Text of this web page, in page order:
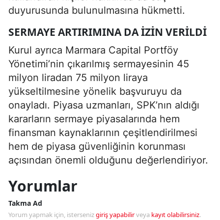
duyurusunda bulunulmasına hükmetti.
SERMAYE ARTIRIMINA DA IZIN VERILDI
Kurul ayrıca Marmara Capital Portföy
Yönetimi’nin çıkarılmış sermayesinin 45
milyon liradan 75 milyon liraya
yükseltilmesine yönelik başvuruyu da
onayladı. Piyasa uzmanları, SPK’nın aldığı
kararların sermaye piyasalarında hem
finansman kaynaklarının çeşitlendirilmesi
hem de piyasa güvenliğinin korunması
açısından önemli olduğunu değerlendiriyor.
Yorumlar
Takma Ad
Yorum yapmak için, istersenizgiriş yapabilirveya kayıt olabilirsiniz.